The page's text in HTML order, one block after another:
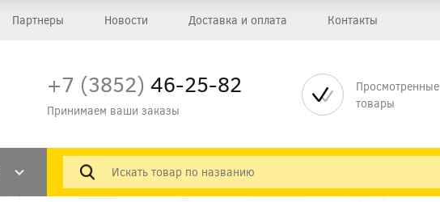
Партнеры Новости Доставка и оплата Контакты
+7 (3852) 46-25-82
Принимаем ваши заказы
Просмотренные
товары